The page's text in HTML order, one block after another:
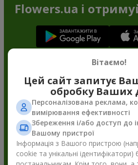
Flowers.ua і
Вітаємо!
Цей сайт запитує
обробку Ваших
Персоналізована реклама,
вимірювання ефективності
Збереження і/або доступ до
Вашому пристрої
Інформація з Вашого пристрою
cookie та унікальні